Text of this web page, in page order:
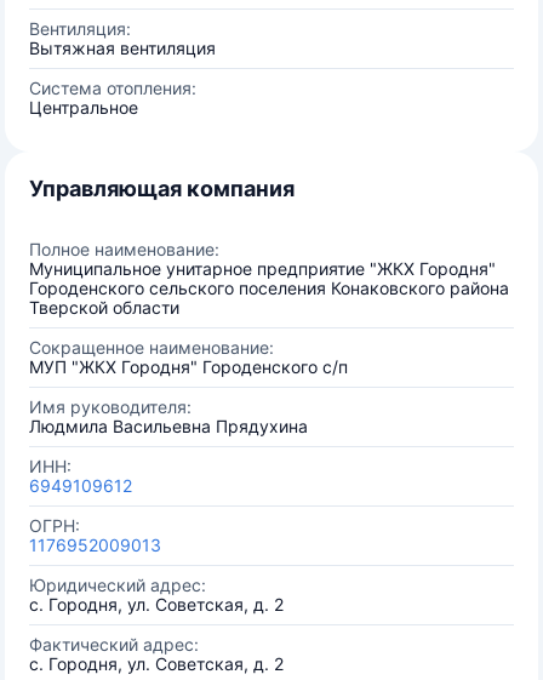
Вентиляция:
Вытяжная вентиляция
Система отопления:
Центральное
Управляющая компания
Полное наименование:
Муниципальное унитарное предприятие "ЖКХ Городня"
Городенского сельского поселения Конаковского района
Тверской области
Сокращенное наименование:
МУП "ЖКХ Городня" Городенского с/п
Имя руководителя:
Людмила Васильевна Прядухина
ИНН:
6949109612
ОГРН:
1176952009013
Юридический адрес:
с. Городня, ул. Советская, д. 2
Фактический адрес:
с. Городня, ул. Советская, д. 2